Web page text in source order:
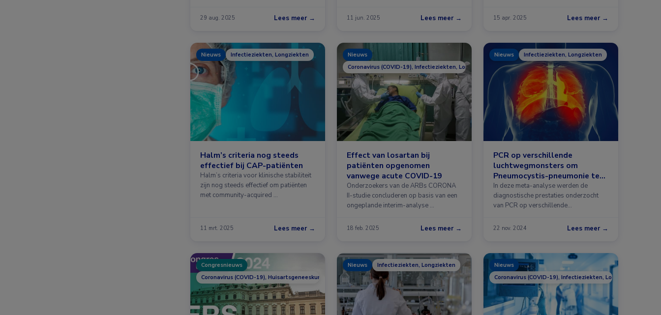
29 aug. 2025 Lees meer → 11 jun. 2025 Lees meer → 15 apr. 2025 Lees meer →
Nieuws Infectieziekten, Longziekten
Halm’s criteria nog steeds
effectief bij CAP-patiënten
Halm’s criteria voor klinische stabiliteit
zijn nog steeds effectief om patiënten
met community-acquired …
11 mrt. 2025 Lees meer →
Nieuws
Coronavirus (COVID-19), Infectieziekten, Longziekten
Effect van losartan bij
patiënten opgenomen
vanwege acute COVID-19
Onderzoekers van de ARBs CORONA
II-studie concluderen op basis van een
ongeplande interim-analyse …
18 feb. 2025 Lees meer →
Nieuws Infectieziekten, Longziekten
PCR op verschillende
luchtwegmonsters om
Pneumocystis-pneumonie te
diagnosticeren
In deze meta-analyse werden de
diagnostische prestaties onderzocht
van PCR op verschillende
22 nov. 2024 Lees meer →
Congresnieuws
Coronavirus (COVID-19), Huisartsgeneeskunde, Infectieziekten, Longziekten
Nieuws Infectieziekten, Longziekten
Nieuws
Coronavirus (COVID-19), Infectieziekten, Longziekten